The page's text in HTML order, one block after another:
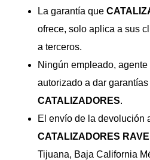
La garantía que
ofrece, solo aplica a sus
a terceros.
Ningún empleado,
autorizado a dar
CATALIZADORES.
El envío de la devolución
CATALIZADORES RAVE
Tijuana, Baja California